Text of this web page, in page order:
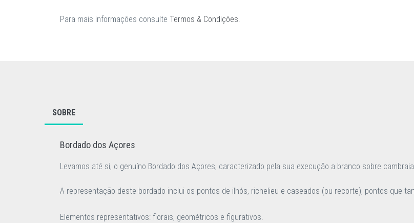
Para mais informações consulte Termos & Condições.
SOBRE
Bordado dos Açores
Levamos até si, o genuíno Bordado dos Açores, caracterizado pela sua execução a branco sobre
A representação deste bordado inclui os pontos de ilhós, richelieu e caseados (ou recorte), pontos que
Elementos representativos: florais, geométricos e figurativos.